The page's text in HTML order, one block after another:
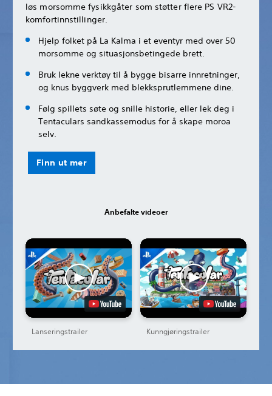
løs morsomme fysikkgåter som støtter flere PS VR2-
komfortinnstillinger.
Hjelp folket på La Kalma i et eventyr med over 50
morsomme og situasjonsbetingede brett.
Bruk lekne verktøy til å bygge bisarre innretninger,
og knus byggverk med blekksprutlemmene dine.
Følg spillets søte og snille historie, eller lek deg i
Tentaculars sandkassemodus for å skape moroa
selv.
Finn ut mer
Anbefalte videoer
Lanseringstrailer Kunngjøringstrailer